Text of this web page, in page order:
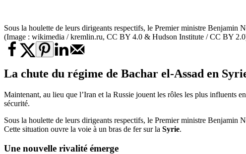
Sous la houlette de leurs dirigeants respectifs, le Premier ministre Benjamin
(Image : wikimedia / kremlin.ru, CC BY 4.0 & Hudson Institute / CC BY
La chute du régime de Bachar el-Assad en
Maintenant, au lieu que l’Iran et la Russie jouent les rôles les plus influents en
sécurité.
Sous la houlette de leurs dirigeants respectifs, le Premier ministre Benjamin
Cette situation ouvre la voie à un bras de fer sur la Syrie.
Une nouvelle rivalité émerge